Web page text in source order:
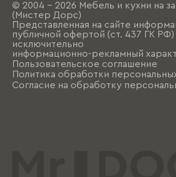
© 2004 - 2026 Мебель и кухни на
(Мистер Дорс)
Представленная на сайте
публичной офертой (ст. 437 ГК РФ)
исключительно
информационно-рекламный
Пользовательское соглашение
Политика обработки
Согласие на обработку